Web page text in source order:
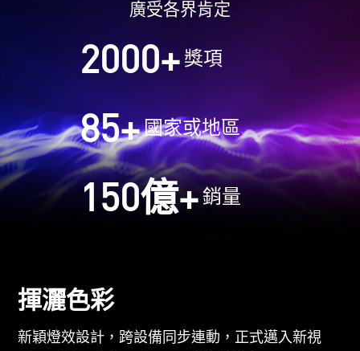
廣受各界肯定
2000+獎項
85+國家或地區
150億+銷量
揮灑色彩
新穎燈效設計，跨設備同步連動，正式邁入新視